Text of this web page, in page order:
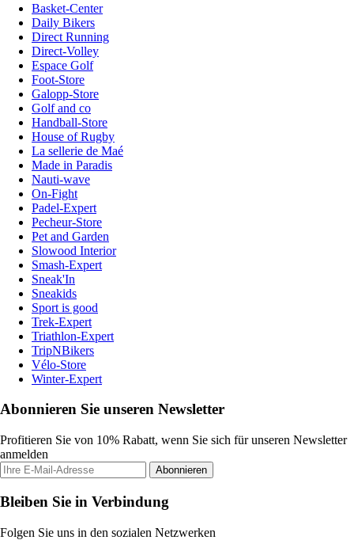
Basket-Center
Daily Bikers
Direct Running
Direct-Volley
Espace Golf
Foot-Store
Galopp-Store
Golf and co
Handball-Store
House of Rugby
La sellerie de Maé
Made in Paradis
Nauti-wave
On-Fight
Padel-Expert
Pecheur-Store
Pet and Garden
Slowood Interior
Smash-Expert
Sneak'In
Sneakids
Sport is good
Trek-Expert
Triathlon-Expert
TripNBikers
Vélo-Store
Winter-Expert
Abonnieren Sie unseren Newsletter
Profitieren Sie von 10% Rabatt, wenn Sie sich für unseren Newsletter
anmelden
Abonnieren
Bleiben Sie in Verbindung
Folgen Sie uns in den sozialen Netzwerken